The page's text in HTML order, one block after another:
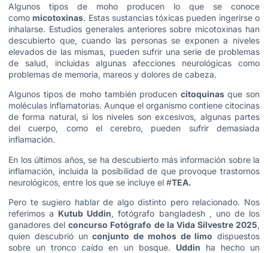
Algunos tipos de moho producen lo que se conoce
como micotoxinas. Estas sustancias tóxicas pueden ingerirse o
inhalarse. Estudios generales anteriores sobre micotoxinas han
descubierto que, cuando las personas se exponen a niveles
elevados de las mismas, pueden sufrir una serie de problemas
de salud, incluidas algunas afecciones neurológicas como
problemas de memoria, mareos y dolores de cabeza.
Algunos tipos de moho también producen citoquinasque son
moléculas inflamatorias. Aunque el organismo contiene citocinas
de forma natural, si los niveles son excesivos, algunas partes
del cuerpo, como el cerebro, pueden sufrir demasiada
inflamación.
En los últimos años, se ha descubierto más información sobre la
inflamación, incluida la posibilidad de que provoque trastornos
neurológicos, entre los que se incluye el #TEA.
Pero te sugiero hablar de algo distinto pero relacionado. Nos
referimos a Kutub Uddin, fotógrafo bangladesh , uno de los
ganadores delconcurso Fotógrafo de la Vida Silvestre 2025,
quien descubrió unconjunto de mohos de limo dispuestos
sobre un tronco caído en un bosque. Uddin ha hecho un